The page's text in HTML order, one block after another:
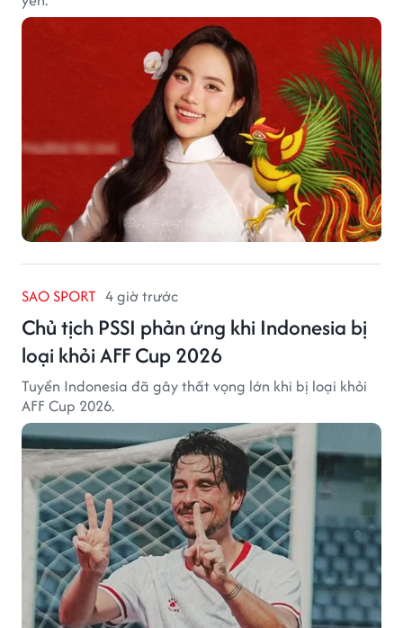
SAO SPORT 4 giờ trước
Chủ tịch PSSI phản ứng khi Indonesia bị
loại khỏi AFF Cup 2026
Tuyển Indonesia đã gây thất vọng lớn khi bị loại khỏi
AFF Cup 2026.